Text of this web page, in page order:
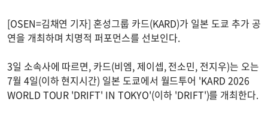
[OSEN=김채연 기자] 혼성그룹 카드(KARD)가 일본 도쿄 추가 공
연을 개최하며 치명적 퍼포먼스를 선보인다.
3일 소속사에 따르면, 카드(비엠, 제이셉, 전소민, 전지우)는 오는
7월 4일(이하 현지시간) 일본 도쿄에서 월드투어 'KARD 2026
WORLD TOUR 'DRIFT' IN TOKYO'(이하 'DRIFT')를 개최한다.